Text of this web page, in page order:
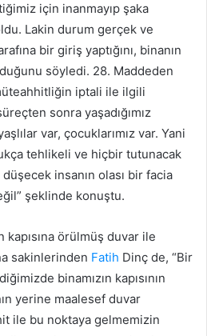
için inanmayıp şaka
Lakin durum gerçek ve
bir giriş yaptığını, binanın
söyledi. 28. Maddeden
iptali ile ilgili
sonra yaşadığımız
var, çocuklarımız var. Yani
tehlikeli ve hiçbir tutunacak
insanın olası bir facia
şeklinde konuştu.
örülmüş duvar ile
sakinlerinden Fatih Dinç de, “Bir
binamızın kapısının
yerine maalesef duvar
ile bu noktaya gelmemizin